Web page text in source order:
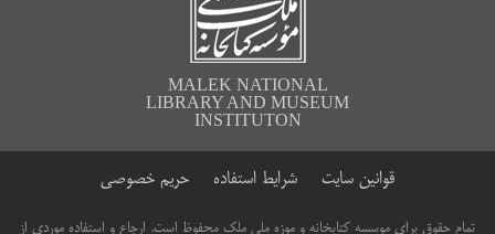
MALEK NATIONAL
LIBRARY AND MUSEUM
INSTITUTON
قوانین سایت شرایط استفاده حریم خصوصی
تمام حقوق برای موسسه کتابخانه و موزه ملی ملک محفوظ است. ارجاع و استفاده موردی از